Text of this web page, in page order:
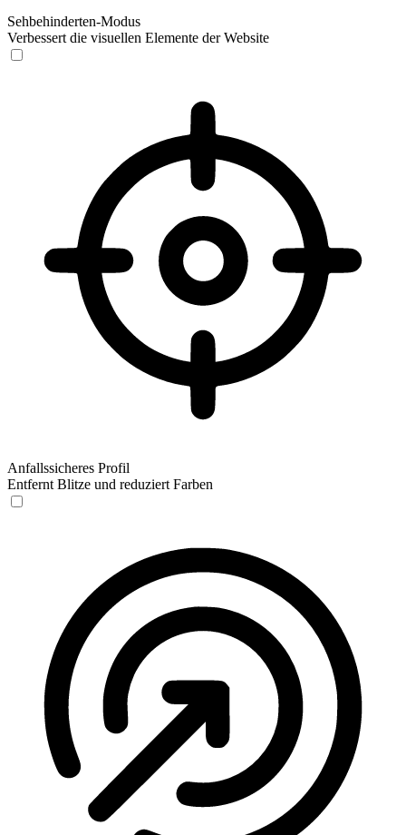
Sehbehinderten-Modus
Verbessert die visuellen Elemente der Website
Anfallssicheres Profil
Entfernt Blitze und reduziert Farben